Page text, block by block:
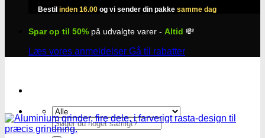
Bestil inden 16.00 og vi sender din pakke samme dag
Spar op til 50% på udvalgte varer - Altid 💸
Læs vores anmeldelser Gå til rabatter
Søg
efter: